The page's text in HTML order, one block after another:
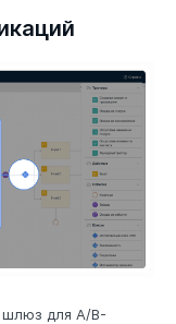
для A/B-